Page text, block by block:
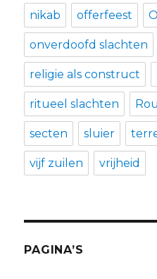
nikab offerfeest
onverdoofd slachten
religie als construct
ritueel slachten
secten sluier
vijf zuilen vrijheid
PAGINA’S